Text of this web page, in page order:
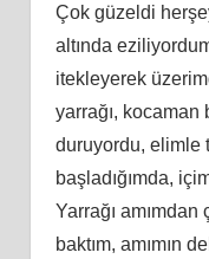
Çok güzeldi
altında
itekleyerek
yarrağı, kocaman
duruyordu, elimle
başladığımda,
Yarrağı amımdan
baktım, amımın